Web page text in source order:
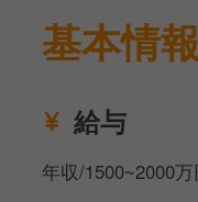
ていきます。
《渡米後》
呼びます)
基本情報
給与
年収/1500~2000万